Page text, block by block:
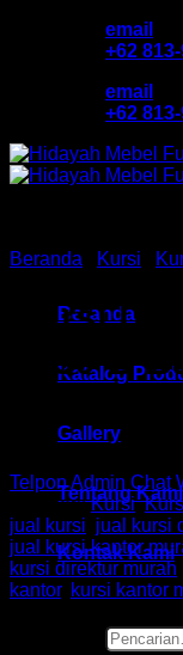
email
+62
email
+62
Beranda
Katalog
Gallery
Tentang Kami
Kontak Kami
Beranda Kursi
Kursi
9130 B
Telpon Admin Chat
Kategori:Kursi,
jual kursi jual kursi
jual kursi kantor
kursi direktur murah
kantor, kursi kantor